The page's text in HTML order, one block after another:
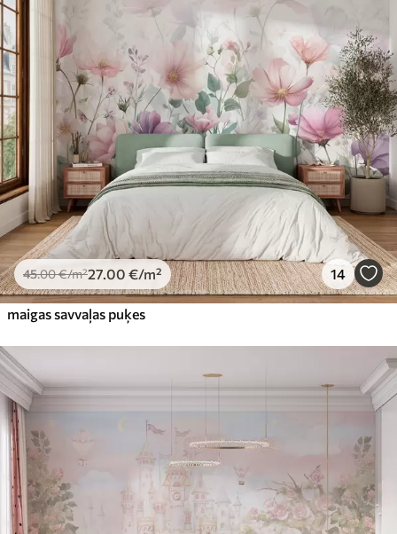
45.00€/m²27.00 €/m² 14
maigas savvaļas puķes